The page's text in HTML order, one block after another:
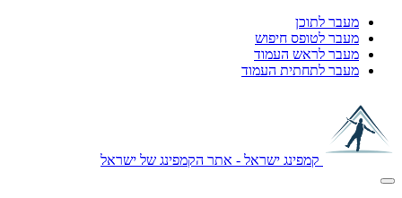
מעבר לתוכן
מעבר לטופס חיפוש
מעבר לראש העמוד
מעבר לתחתית העמוד
קמפינג ישראל - אתר הקמפינג של ישראל